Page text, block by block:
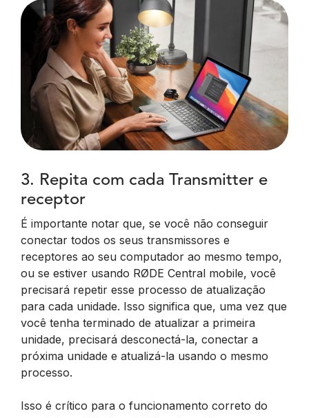
3. Repita com cada Transmitter e
receptor
É importante notar que, se você não conseguir
conectar todos os seus transmissores e
receptores ao seu computador ao mesmo tempo,
ou se estiver usando RØDE Central mobile, você
precisará repetir esse processo de atualização
para cada unidade. Isso significa que, uma vez que
você tenha terminado de atualizar a primeira
unidade, precisará desconectá-la, conectar a
próxima unidade e atualizá-la usando o mesmo
processo.
Isso é crítico para o funcionamento correto do